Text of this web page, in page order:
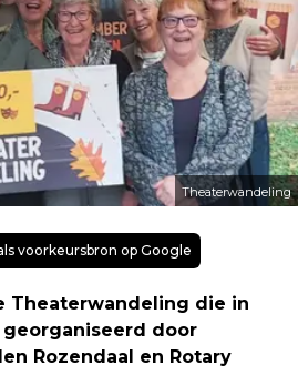
Theaterwandeling
voorkeursbron op Google
Theaterwandeling die in
door
Rozendaal en Rotary